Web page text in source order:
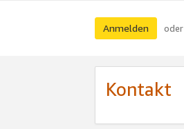
Anmelden oder
Kontakt